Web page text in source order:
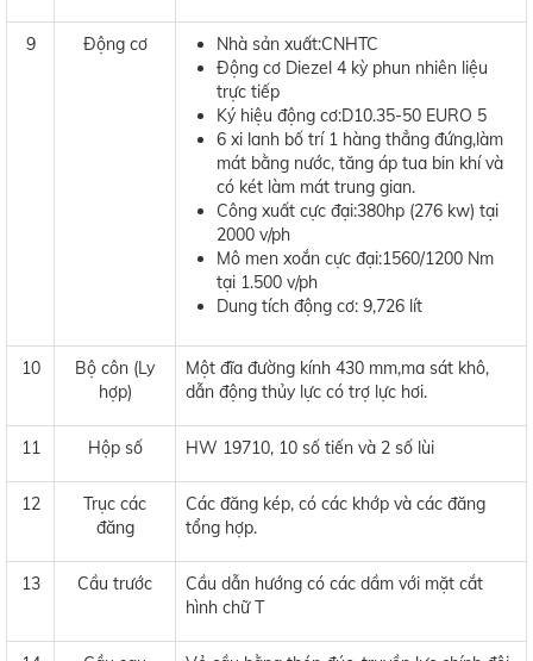
9 Động cơ
Nhà sản xuất:CNHTC
Động cơ Diezel 4 kỳ phun nhiên liệu
trực tiếp
Ký hiệu động cơ:D10.35-50 EURO 5
6 xi lanh bố trí 1 hàng thẳng đứng,làm
mát bằng nước, tăng áp tua bin khí và
có két làm mát trung gian.
Công xuất cực đại:380hp (276 kw) tại
2000 v/ph
Mô men xoắn cực đại:1560/1200 Nm
tại 1.500 v/ph
Dung tích động cơ: 9,726 lít
10
Bộ côn (Ly
hợp)
Một đĩa đường kính 430 mm,ma sát khô,
dẫn động thủy lực có trợ lực hơi.
11 Hộp số HW 19710, 10 số tiến và 2 số lùi
12
Trục các
đăng
Các đăng kép, có các khớp và các đăng
tổng hợp.
13 Cầu trước
Cầu dẫn hướng có các dầm với mặt cắt
hình chữ T